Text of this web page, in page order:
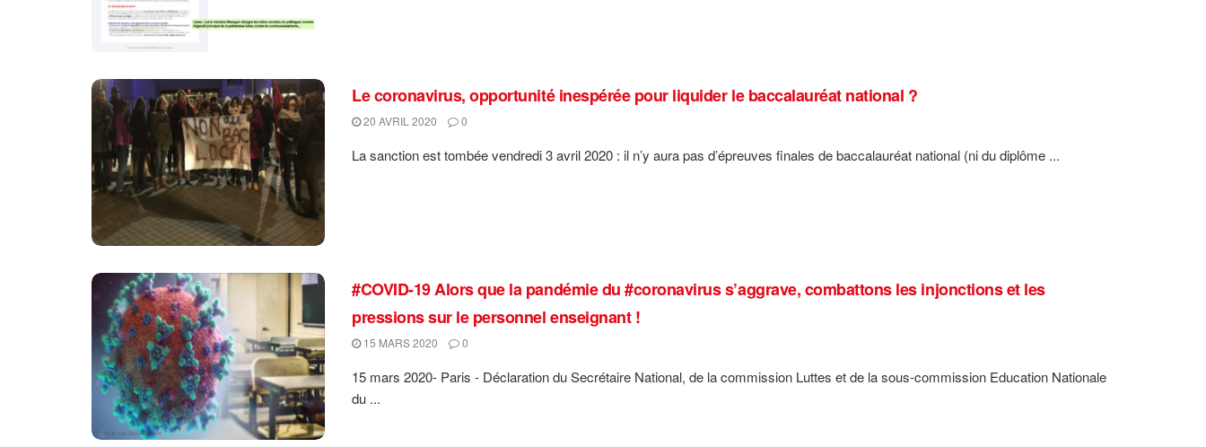
Le coronavirus, opportunité inespérée pour liquider le baccalauréat national ?
20 AVRIL 2020 0
La sanction est tombée vendredi 3 avril 2020 : il n’y aura pas d’épreuves finales de baccalauréat national (ni du diplôme ...
#COVID-19 Alors que la pandémie du #coronavirus s’aggrave, combattons les injonctions et les
pressions sur le personnel enseignant !
15 MARS 2020 0
15 mars 2020- Paris - Déclaration du Secrétaire National, de la commission Luttes et de la sous-commission Education Nationale
du ...